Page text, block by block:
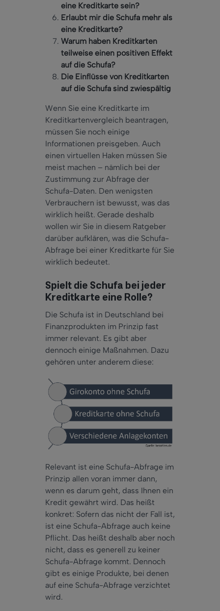
eine Kreditkarte sein?
Erlaubt mir die Schufa mehr als
eine Kreditkarte?
Warum haben Kreditkarten
teilweise einen positiven Effekt
auf die Schufa?
Die Einflüsse von Kreditkarten
auf die Schufa sind zwiespältig
Wenn Sie eine Kreditkarte im
Kreditkartenvergleich beantragen,
müssen Sie noch einige
Informationen preisgeben. Auch
einen virtuellen Haken müssen Sie
meist machen – nämlich bei der
Zustimmung zur Abfrage der
Schufa-Daten. Den wenigsten
Verbrauchern ist bewusst, was das
wirklich heißt. Gerade deshalb
wollen wir Sie in diesem Ratgeber
darüber aufklären, was die Schufa-
Abfrage bei einer Kreditkarte für Sie
wirklich bedeutet.
Spielt die Schufa bei jeder
Kreditkarte eine Rolle?
Die Schufa ist in Deutschland bei
Finanzprodukten im Prinzip fast
immer relevant. Es gibt aber
dennoch einige Maßnahmen. Dazu
gehören unter anderem diese:
Relevant ist eine Schufa-Abfrage im
Prinzip allen voran immer dann,
wenn es darum geht, dass Ihnen ein
Kredit gewährt wird. Das heißt
konkret: Sofern das nicht der Fall ist,
ist eine Schufa-Abfrage auch keine
Pflicht. Das heißt deshalb aber noch
nicht, dass es generell zu keiner
Schufa-Abfrage kommt. Dennoch
gibt es einige Produkte, bei denen
auf eine Schufa-Abfrage verzichtet
wird.